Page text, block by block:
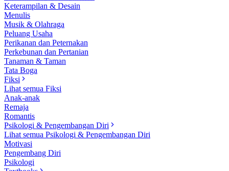
Keterampilan & Desain
Menulis
Musik & Olahraga
Peluang Usaha
Perikanan dan Peternakan
Perkebunan dan Pertanian
Tanaman & Taman
Tata Boga
Fiksi
Lihat semua Fiksi
Anak-anak
Remaja
Romantis
Psikologi & Pengembangan Diri
Lihat semua Psikologi & Pengembangan Diri
Motivasi
Pengembang Diri
Psikologi